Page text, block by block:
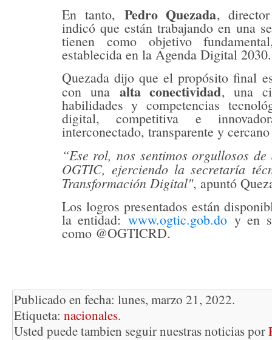
En tanto, Pedro Quezada,
indicó que están trabajando en una
tienen como objetivo
establecida en la Agenda Digital 2030.
Quezada dijo que el propósito final
con unaalta conectividad, una
habilidades y competencias
digital, competitiva e
interconectado, transparente y
“Ese rol, nos sentimos orgullosos de
OGTIC, ejerciendo la secretaría
Transformación Digital", apuntó
Los logros presentados están
la entidad:www.ogtic.gob.do y en
como @OGTICRD.
Publicado en fecha: lunes, marzo 21, 2022.
Etiqueta: nacionales.
Usted puede tambien seguir nuestras noticias por